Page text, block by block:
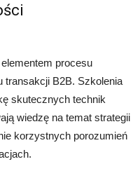
procesu
transakcji B2B. Szkolenia
skutecznych technik
wiedzę na temat strategii
korzystnych porozumień